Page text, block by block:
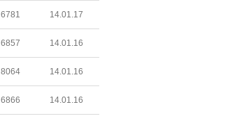
6781 14.01.17
6857 14.01.16
8064 14.01.16
6866 14.01.16